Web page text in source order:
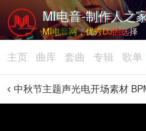
MI电音-制作人之
MI电音网，优秀DJ的选择
主页 曲库 套曲 专辑 歌单
中秋节主题声光电开场素材